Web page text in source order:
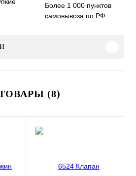
Более 1 000 пунктов
самовывоза по РФ
(8)